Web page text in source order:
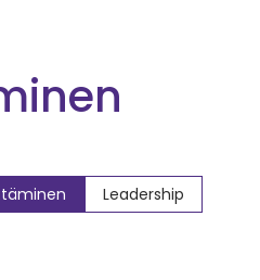
Leadership